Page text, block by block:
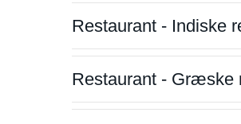
Restaurant - Indiske
Restaurant - Græske